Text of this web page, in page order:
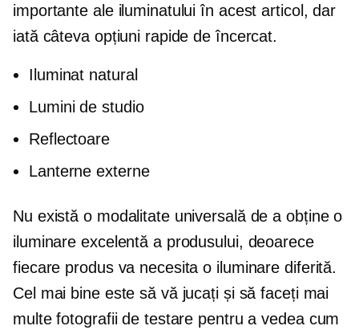
importante ale iluminatului în acest articol, dar
iată câteva opțiuni rapide de încercat.
Iluminat natural
Lumini de studio
Reflectoare
Lanterne externe
Nu există o modalitate universală de a obține o
iluminare excelentă a produsului, deoarece
fiecare produs va necesita o iluminare diferită.
Cel mai bine este să vă jucați și să faceți mai
multe fotografii de testare pentru a vedea cum